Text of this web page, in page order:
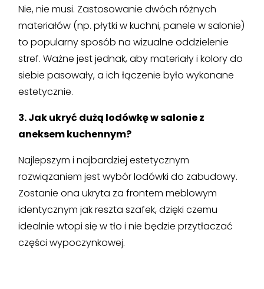
Nie, nie musi. Zastosowanie dwóch różnych
materiałów (np. płytki w kuchni, panele w salonie)
to popularny sposób na wizualne oddzielenie
stref. Ważne jest jednak, aby materiały i kolory do
siebie pasowały, a ich łączenie było wykonane
estetycznie.
3. Jak ukryć dużą lodówkę w salonie z
aneksem kuchennym?
Najlepszym i najbardziej estetycznym
rozwiązaniem jest wybór lodówki do zabudowy.
Zostanie ona ukryta za frontem meblowym
identycznym jak reszta szafek, dzięki czemu
idealnie wtopi się w tło i nie będzie przytłaczać
części wypoczynkowej.